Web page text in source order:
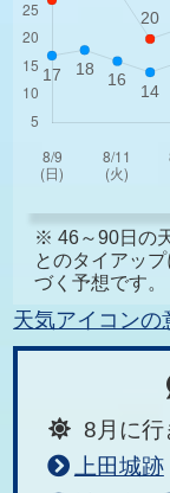
※ 46～90日の
とのタイアッ
づく予想です。
天気アイコンの
8月に行
上田城跡